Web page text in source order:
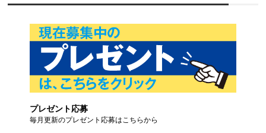
プレゼント応募
毎月更新のプレゼント応募はこちらから